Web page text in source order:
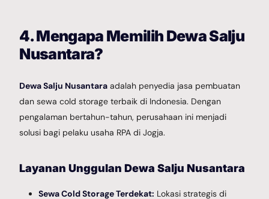
4. Mengapa Memilih Dewa Salju
Nusantara?
Dewa Salju Nusantara adalah penyedia jasa pembuatan
dan sewa cold storage terbaik di Indonesia. Dengan
pengalaman bertahun-tahun, perusahaan ini menjadi
solusi bagi pelaku usaha RPA di Jogja.
Layanan Unggulan Dewa Salju Nusantara
Sewa Cold Storage Terdekat: Lokasi strategis di